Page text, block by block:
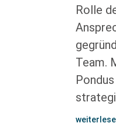
Rolle
Team.